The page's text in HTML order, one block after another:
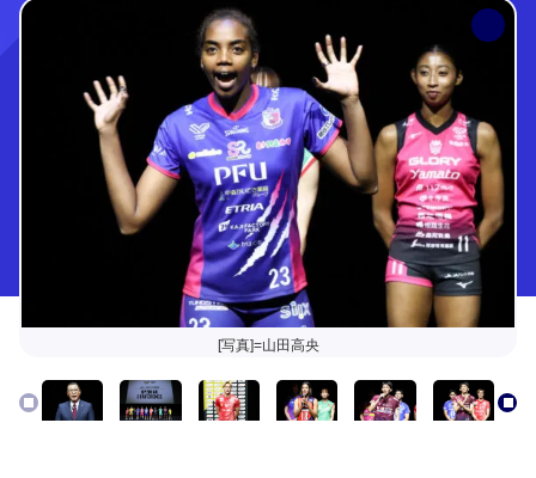
[写真]=山田高央